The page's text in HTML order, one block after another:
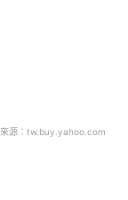
來源： tw.buy.yahoo.com